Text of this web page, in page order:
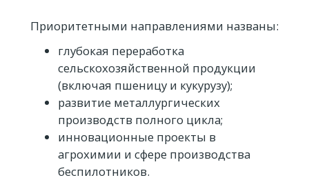
Приоритетными направлениями названы:
глубокая переработка
сельскохозяйственной продукции
(включая пшеницу и кукурузу);
развитие металлургических
производств полного цикла;
инновационные проекты в
агрохимии и сфере производства
беспилотников.